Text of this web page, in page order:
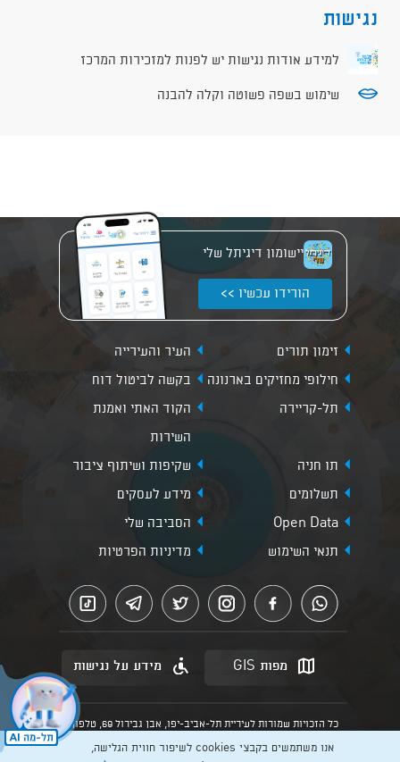
נגישות
למידע אודות נגישות יש לפנות למזכירות המרכז
שימוש בשפה פשוטה וקלה להבנה
יישומון דיגיתל שלי
הורידו עכשיו >>
זימון תורים
העיר והעירייה
חילופי מחזיקים בארנונה
בקשה לביטול דוח
תל-קריירה
הקוד האתי ואמנת
השירות
תו חניה
שקיפות ושיתוף ציבור
תשלומים
מידע לעסקים
Open Data
הסביבה שלי
תנאי השימוש
מדיניות הפרטיות
מפות GIS מידע על נגישות
כל הזכויות שמורות לעיריית תל-אביב-יפו, אבן גבירול 69, טלפון:
הנוסח המחייב הוא זה הקבוע בהוראות הדין הרלוונטיות כפי שתהיינה
אנו משתמשים בקבצי cookies לשיפור חווית הגלישה,